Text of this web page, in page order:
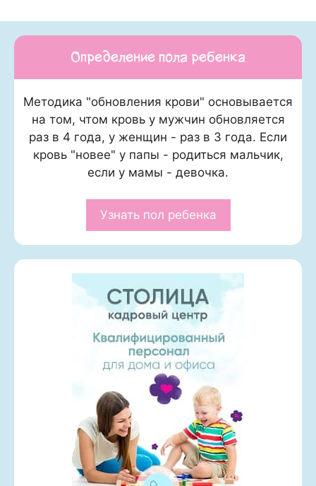
Определение пола ребенка
Методика "обновления крови" основывается
на том, чтом кровь у мужчин обновляется
раз в 4 года, у женщин - раз в 3 года. Если
кровь "новее" у папы - родиться мальчик,
если у мамы - девочка.
Узнать пол ребенка